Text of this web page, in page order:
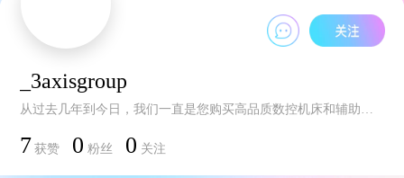
_3axisgroup
从过去几年到今日，我们一直是您购买高品质数控机床和辅助设备的理想合作伙伴。 联系方式：fernando@3axis-group.com，Fernando Mainar （+49 160 96787736）。
7 获赞 0 粉丝 0 关注